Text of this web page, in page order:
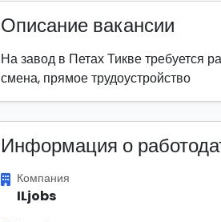
Описание вакансии
На завод в Петах Тикве требуется
смена, прямое трудоустройство
Информация о
Компания
ILjobs